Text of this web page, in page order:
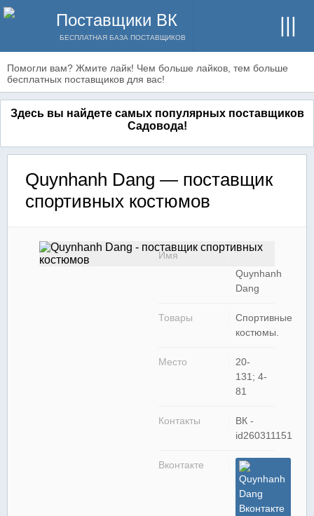
Поставщики ВК
БЕСПЛАТНАЯ БАЗА ПОСТАВЩИКОВ
Помогли вам? Жмите лайк! Чем больше лайков, тем больше
бесплатных поставщиков для вас!
Здесь вы найдете самых популярных поставщиков
Садовода!
Quynhanh Dang — поставщик
спортивных костюмов
Имя
Quynhanh
Dang
Товары
Спортивные
костюмы.
Место
20-
131; 4-
81
Контакты
ВК -
id260311151
Вконтакте
Quynhanh
Dang
Вконтакте